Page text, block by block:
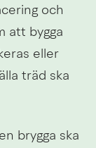
och
att bygga
eller
träd ska
brygga ska